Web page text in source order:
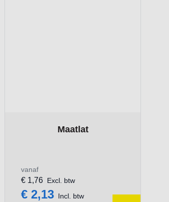
Maatlat
vanaf
€ 2,13 Incl. btw
€ 1,76 Excl. btw